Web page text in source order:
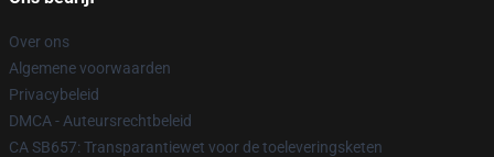
Over ons
Algemene voorwaarden
Privacybeleid
DMCA - Auteursrechtbeleid
CA SB657: Transparantiewet voor de toeleveringsketen